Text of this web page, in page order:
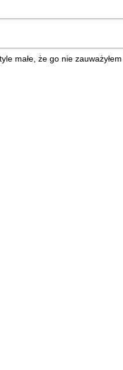
małe, że go nie